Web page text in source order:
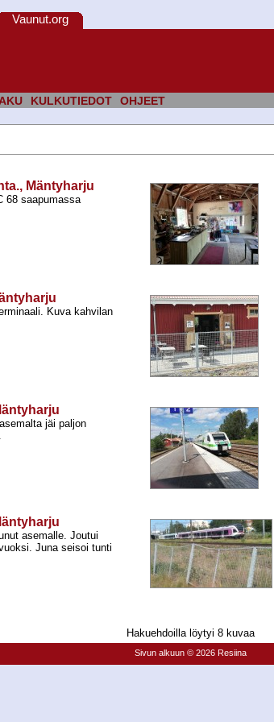
KULKUTIEDOT OHJEET
Vaunut.org
Mäntyharju
68 saapumassa
Kuva kahvilan
jäi paljon
asemalle. Joutui
Juna seisoi tunti
Hakuehdoilla löytyi 8 kuvaa
Sivun alkuun © 2026 Resiina